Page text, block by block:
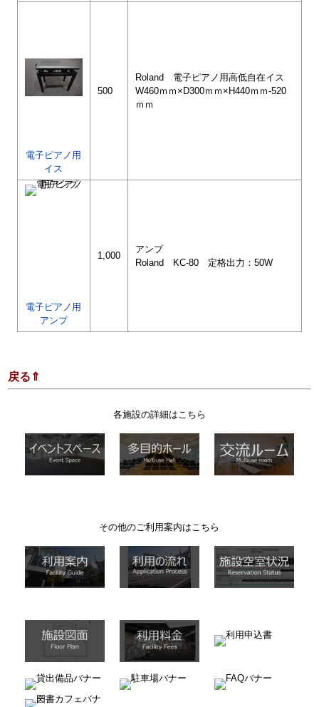
電子ピアノ用
イス
500
Roland 電子ピアノ用高低自在イス
W460ｍｍ×D300ｍｍ×H440ｍｍ-520
ｍｍ
電子ピアノ用
アンプ
1,000
アンプ
Roland KC-80 定格出力：50W
戻る⇑
各施設の詳細はこちら
その他のご利用案内はこちら